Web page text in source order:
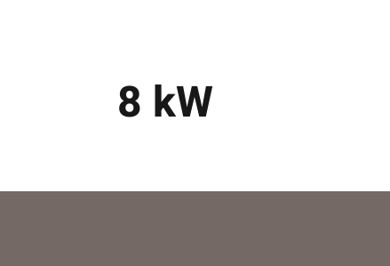
8 kW